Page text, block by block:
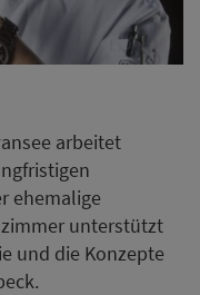
arbeitet
ehemalige
unterstützt
und die Konzepte